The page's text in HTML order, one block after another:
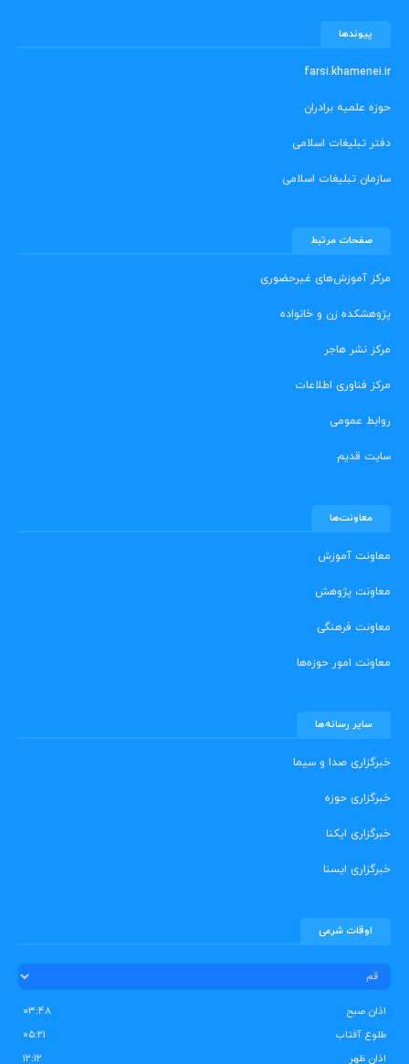
پیوندها
farsi.khamenei.ir
حوزه علمیه برادران
دفتر تبلیغات اسلامی
سازمان تبلیغات اسلامی
صفحات مرتبط
مرکز آموزش‌های غیرحضوری
پژوهشکده زن و خانواده
مرکز نشر هاجر
مرکز فناوری اطلاعات
روابط عمومی
سایت قدیم
معاونت‌ها
معاونت آموزش
معاونت پژوهش
معاونت فرهنگی
معاونت امور حوزه‌ها
سایر رسانه‌ها
خبرگزاری صدا و سیما
خبرگزاری حوزه
خبرگزاری ایکنا
خبرگزاری ایسنا
اوقات شرعی
اذان صبح
۰۳:۴۸
طلوع آفتاب
۰۵:۲۱
اذان ظهر
۱۲:۱۲